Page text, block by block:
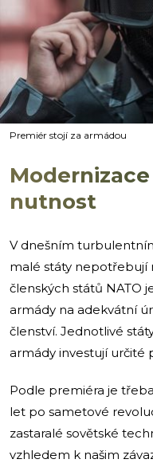
Premiér stojí za armádou
nutnost
V dnešním
malé státy nepotřebují
členských států NATO
armády na adekvátní
členství. Jednotlivé
armády investují určité
Podle premiéra je
let po sametové
zastaralé sovětské
vzhledem k našim